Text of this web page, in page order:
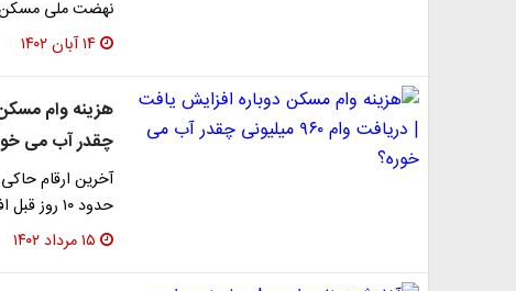
نهضت ملی مسکن از ٢٣ درصد به ١٨ درصد، اقساط این
۱۴ آبان ۱۴۰۲
چقدر آب می
آخرین ارقام
حدود ۱۰ روز قبل افزایش یافته است و متأهل‌های ساکن…
۱۵ مرداد ۱۴۰۲